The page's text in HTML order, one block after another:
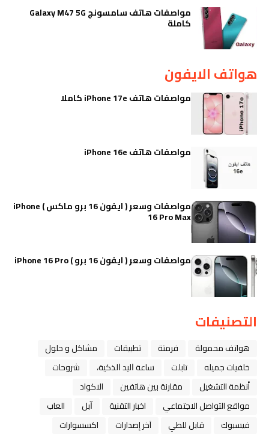
مواصفات هاتف سامسونج Galaxy M47 5G
كاملة
هواتف الايفون
مواصفات هاتف iPhone 17e كاملا
مواصفات هاتف iPhone 16e
مواصفات وسعر ( ايفون 16 برو ماكس ) iPhone
16 Pro Max
مواصفات وسعر ( ايفون 16 برو ) iPhone 16 Pro
التصنيفات
هواتف محمولة فرمتة تطبيقات
مشاكل و حلول
خلفيات جميله
تابلت ﺳﺎﻋﺔ ﺍﻟﻴﺪ ﺍﻟﺬﻛﻴﺔ،
شروحات
أنظمة التشغيل
مقارنة بين هاتفين
الاكواد
مواقع التواصل الاجتماعي
اخبار التقنية ﺁﺑﻞ
العاب
فيسبوك
قابل للطي آخر إصدارات
اكسسوارات